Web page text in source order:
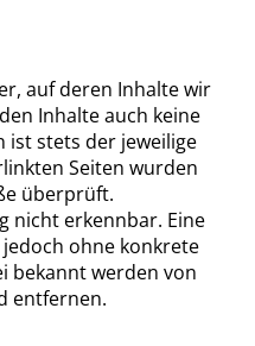
auf deren Inhalte wir
Inhalte auch keine
ist stets der jeweilige
Seiten wurden
überprüft.
nicht erkennbar. Eine
ohne konkrete
bekannt werden von
entfernen.